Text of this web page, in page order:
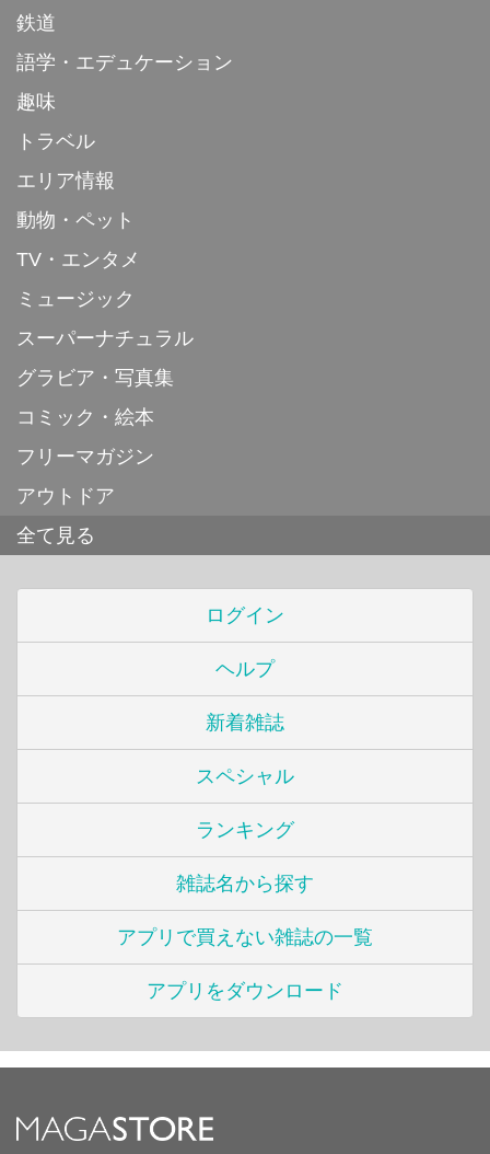
鉄道
語学・エデュケーション
趣味
トラベル
エリア情報
動物・ペット
TV・エンタメ
ミュージック
スーパーナチュラル
グラビア・写真集
コミック・絵本
フリーマガジン
アウトドア
全て見る
ログイン
ヘルプ
新着雑誌
スペシャル
ランキング
雑誌名から探す
アプリで買えない雑誌の一覧
アプリをダウンロード